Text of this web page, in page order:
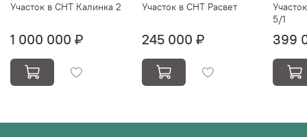
Участок в СНТ Калинка 2
1 000 000 ₽
Участок в СНТ Расвет
245 000 ₽
5/1
399